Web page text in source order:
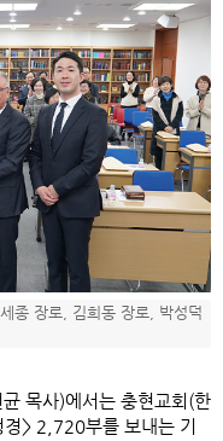
종 장로, 김희동 장로, 박성덕
균 목사)에서는 충현교회 (한
경> 2,720부를 보내는 기